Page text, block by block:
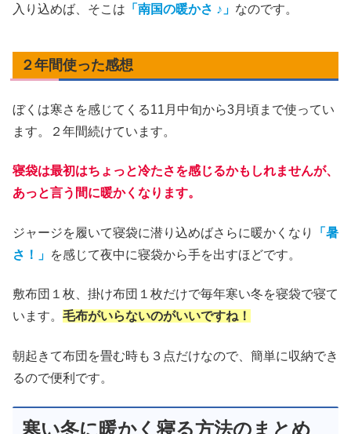
入り込めば、そこは 「南国の暖かさ ♪」 なのです。
２年間使った感想
ぼくは寒さを感じてくる11月中旬から3月頃まで使ってい
ます。２年間続けています。
寝袋は最初はちょっと冷たさを感じるかもしれませんが、
あっと言う間に暖かくなります。
ジャージを履いて寝袋に潜り込めばさらに暖かくなり
「暑
さ！」 を感じて夜中に寝袋から手を出すほどです。
敷布団１枚、掛け布団１枚だけで毎年寒い冬を寝袋で寝て
います。 毛布がいらないのがいいですね！
朝起きて布団を畳む時も３点だけなので、簡単に収納でき
るので便利です。
寒い冬に暖かく寝る方法のまとめ